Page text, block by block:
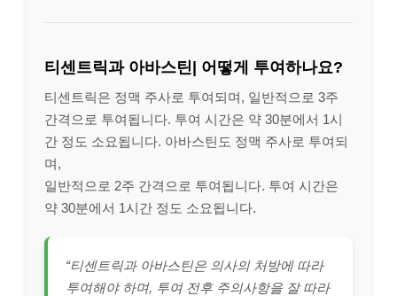
티센트릭과 아바스틴| 어떻게 투여하나요?
티센트릭은 정맥 주사로 투여되며, 일반적으로 3주
간격으로 투여됩니다. 투여 시간은 약 30분에서 1시
간 정도 소요됩니다. 아바스틴도 정맥 주사로 투여되
며,
일반적으로 2주 간격으로 투여됩니다. 투여 시간은
약 30분에서 1시간 정도 소요됩니다.
“티센트릭과 아바스틴은 의사의 처방에 따라
투여해야 하며, 투여 전후 주의사항을 잘 따라